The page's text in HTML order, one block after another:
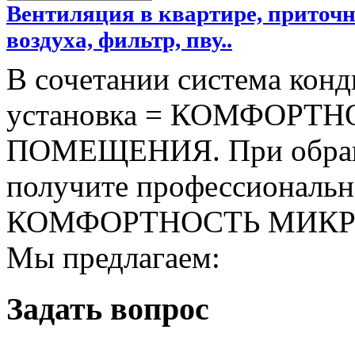
Вентиляция в квартире,
воздуха, фильтр, пву..
В сочетании система
установка =
ПОМЕЩЕНИЯ. При
получите
КОМФОРТНОСТЬ
Мы предлагаем:
Задать вопрос